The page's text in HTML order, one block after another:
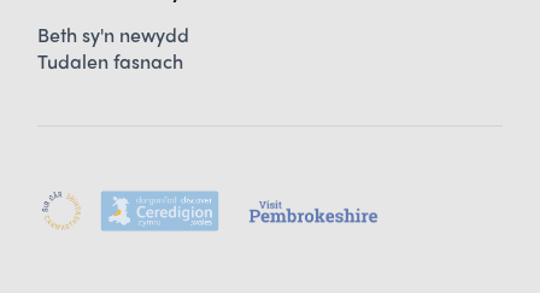
Beth sy'n newydd
Tudalen fasnach